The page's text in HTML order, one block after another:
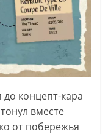
до концепт-кара
вместе
от побережья